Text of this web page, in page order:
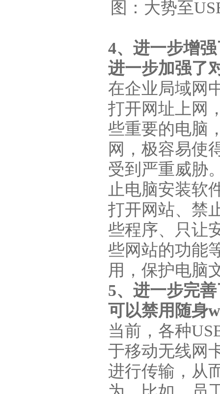
图：大势至
4、进一步增
进一步加强了
在企业局域网
打开网址上网
些重要的电脑
网，极容易使
受到严重威胁
止电脑安装软
打开网站、禁
些程序、只让
些网站的功能
用，保护电脑
5、进一步完
可以禁用随身
当前，各种
于移动无线网
进行传输，从